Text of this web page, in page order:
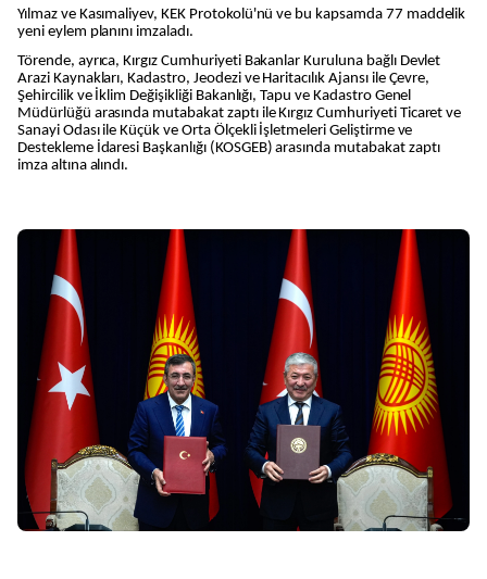
Yılmaz ve Kasımaliyev, KEK Protokolü'nü ve bu kapsamda 77 maddelik
yeni eylem planını imzaladı.
Törende, ayrıca, Kırgız Cumhuriyeti Bakanlar Kuruluna bağlı Devlet
Arazi Kaynakları, Kadastro, Jeodezi ve Haritacılık Ajansı ile Çevre,
Şehircilik ve İklim Değişikliği Bakanlığı, Tapu ve Kadastro Genel
Müdürlüğü arasında mutabakat zaptı ile Kırgız Cumhuriyeti Ticaret ve
Sanayi Odası ile Küçük ve Orta Ölçekli İşletmeleri Geliştirme ve
Destekleme İdaresi Başkanlığı (KOSGEB) arasında mutabakat zaptı
imza altına alındı.